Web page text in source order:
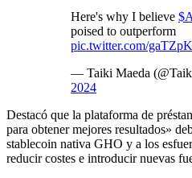
Here's why I believe
poised to outperform
pic.twitter.com/
— Taiki Maeda
2024
Destacó que la plataforma de
para obtener mejores resultados»
stablecoin nativa GHO y a los
reducir costes e introducir nuevas